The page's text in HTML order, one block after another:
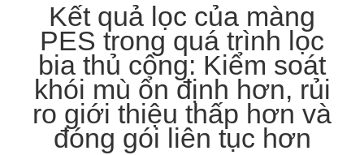
Kết quả lọc của màng
PES trong quá trình lọc
bia thủ công: Kiểm soát
khói mù ổn định hơn, rủi
ro giới thiệu thấp hơn và
đóng gói liên tục hơn